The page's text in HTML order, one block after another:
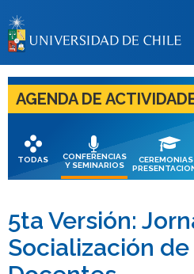
LA
AGENDA DE
TODAS
CONFERENCIAS
Y SEMINARIOS
CEREMONIAS
5ta Versión:
Socialización